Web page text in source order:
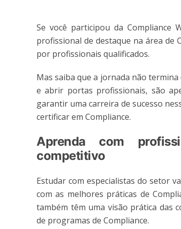
Se você participou da Compliance
profissional de destaque na área de
por profissionais qualificados.
Mas saiba que a jornada não
e abrir portas profissionais, são
garantir uma carreira de sucesso
certificar em Compliance.
Aprenda com
competitivo
Estudar com especialistas do setor
com as melhores práticas de
também têm uma visão prática das
de programas de Compliance.